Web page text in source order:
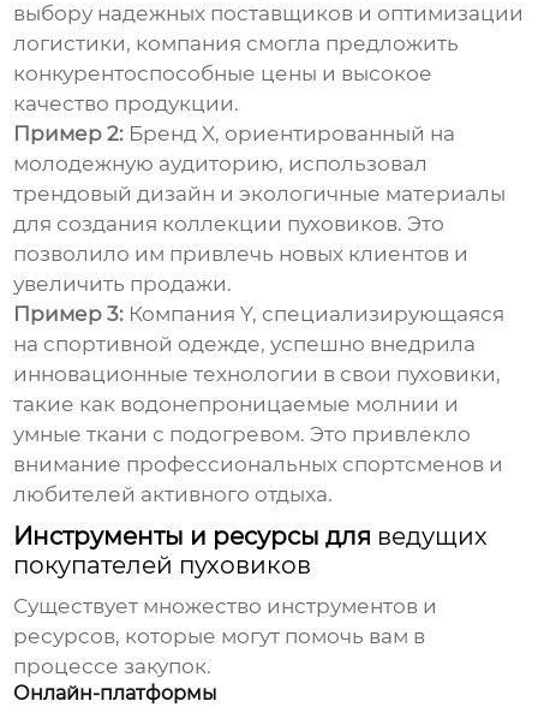
выбору надежных поставщиков и оптимизации
логистики, компания смогла предложить
конкурентоспособные цены и высокое
качество продукции.
Пример 2: Бренд X, ориентированный на
молодежную аудиторию, использовал
трендовый дизайн и экологичные материалы
для создания коллекции пуховиков. Это
позволило им привлечь новых клиентов и
увеличить продажи.
Пример 3: Компания Y, специализирующаяся
на спортивной одежде, успешно внедрила
инновационные технологии в свои пуховики,
такие как водонепроницаемые молнии и
умные ткани с подогревом. Это привлекло
внимание профессиональных спортсменов и
любителей активного отдыха.
Инструменты и ресурсы для ведущих
покупателей пуховиков
Существует множество инструментов и
ресурсов, которые могут помочь вам в
процессе закупок.
Онлайн-платформы